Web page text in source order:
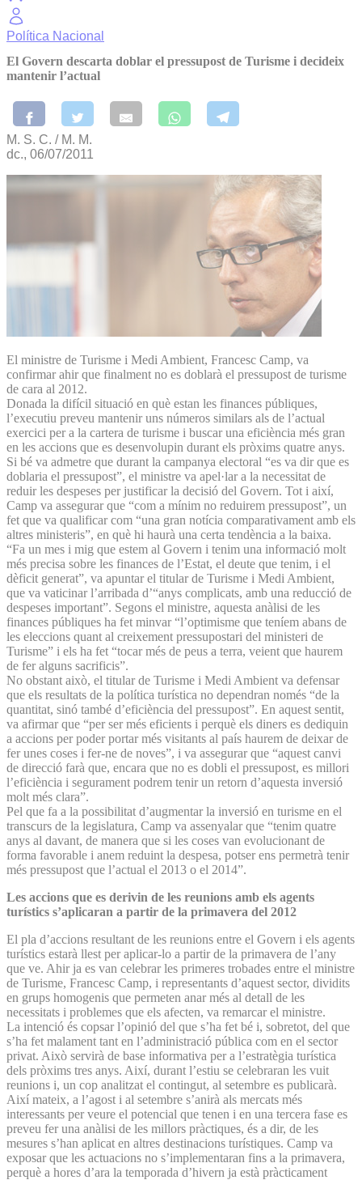
Política Nacional
El Govern descarta doblar el pressupost de Turisme i decideix
mantenir l’actual
M. S. C. / M. M.
dc., 06/07/2011
El ministre de Turisme i Medi Ambient, Francesc Camp, va
confirmar ahir que finalment no es doblarà el pressupost de turisme
de cara al 2012.
Donada la difícil situació en què estan les finances públiques,
l’executiu preveu mantenir uns números similars als de l’actual
exercici per a la cartera de turisme i buscar una eficiència més gran
en les accions que es desenvolupin durant els pròxims quatre anys.
Si bé va admetre que durant la campanya electoral “es va dir que es
doblaria el pressupost”, el ministre va apel·lar a la necessitat de
reduir les despeses per justificar la decisió del Govern. Tot i així,
Camp va assegurar que “com a mínim no reduirem pressupost”, un
fet que va qualificar com “una gran notícia comparativament amb els
altres ministeris”, en què hi haurà una certa tendència a la baixa.
“Fa un mes i mig que estem al Govern i tenim una informació molt
més precisa sobre les finances de l’Estat, el deute que tenim, i el
dèficit generat”, va apuntar el titular de Turisme i Medi Ambient,
que va vaticinar l’arribada d’“anys complicats, amb una reducció de
despeses important”. Segons el ministre, aquesta anàlisi de les
finances públiques ha fet minvar “l’optimisme que teníem abans de
les eleccions quant al creixement pressupostari del ministeri de
Turisme” i els ha fet “tocar més de peus a terra, veient que haurem
de fer alguns sacrificis”.
No obstant això, el titular de Turisme i Medi Ambient va defensar
que els resultats de la política turística no dependran només “de la
quantitat, sinó també d’eficiència del pressupost”. En aquest sentit,
va afirmar que “per ser més eficients i perquè els diners es dediquin
a accions per poder portar més visitants al país haurem de deixar de
fer unes coses i fer-ne de noves”, i va assegurar que “aquest canvi
de direcció farà que, encara que no es dobli el pressupost, es millori
l’eficiència i segurament podrem tenir un retorn d’aquesta inversió
molt més clara”.
Pel que fa a la possibilitat d’augmentar la inversió en turisme en el
transcurs de la legislatura, Camp va assenyalar que “tenim quatre
anys al davant, de manera que si les coses van evolucionant de
forma favorable i anem reduint la despesa, potser ens permetrà tenir
més pressupost que l’actual el 2013 o el 2014”.
Les accions que es derivin de les reunions amb els agents
turístics s’aplicaran a partir de la primavera del 2012
El pla d’accions resultant de les reunions entre el Govern i els agents
turístics estarà llest per aplicar-lo a partir de la primavera de l’any
que ve. Ahir ja es van celebrar les primeres trobades entre el ministre
de Turisme, Francesc Camp, i representants d’aquest sector, dividits
en grups homogenis que permeten anar més al detall de les
necessitats i problemes que els afecten, va remarcar el ministre.
La intenció és copsar l’opinió del que s’ha fet bé i, sobretot, del que
s’ha fet malament tant en l’administració pública com en el sector
privat. Això servirà de base informativa per a l’estratègia turística
dels pròxims tres anys. Així, durant l’estiu se celebraran les vuit
reunions i, un cop analitzat el contingut, al setembre es publicarà.
Així mateix, a l’agost i al setembre s’anirà als mercats més
interessants per veure el potencial que tenen i en una tercera fase es
preveu fer una anàlisi de les millors pràctiques, és a dir, de les
mesures s’han aplicat en altres destinacions turístiques. Camp va
exposar que les actuacions no s’implementaran fins a la primavera,
perquè a hores d’ara la temporada d’hivern ja està pràcticament